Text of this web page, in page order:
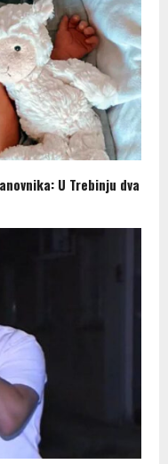
U Trebinju dva